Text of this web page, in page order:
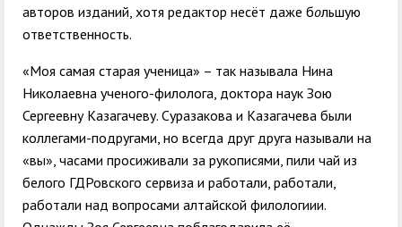
авторов изданий, хотя редактор несёт даже большую
ответственность.
«Моя самая старая ученица» – так называла Нина
Николаевна ученого-филолога, доктора наук Зою
Сергеевну Казагачеву. Суразакова и Казагачева были
коллегами-подругами, но всегда друг друга называли на
«вы», часами просиживали за рукописями, пили чай из
белого ГДРовского сервиза и работали, работали,
работали над вопросами алтайской филологиии.